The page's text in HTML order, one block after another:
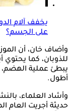
يخفف آلام
على الجسم؟
وأضاف خان، أن
للذوبان، كما
يبطئ عملية
أطول.
وأشاد العلماء،
حديثة أجريت العام